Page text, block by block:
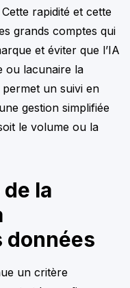
rapidité et cette
grands comptes qui
et éviter que l’IA
ou lacunaire la
un suivi en
gestion simplifiée
le volume ou la
la
un critère